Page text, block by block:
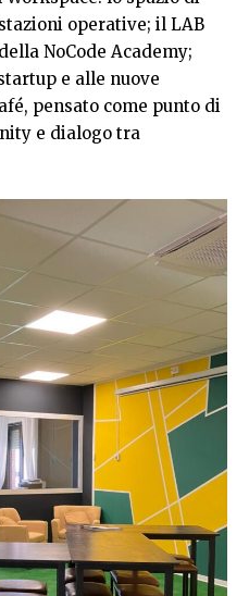
operative; il LAB
NoCode Academy;
e alle nuove
pensato come punto di
e dialogo tra